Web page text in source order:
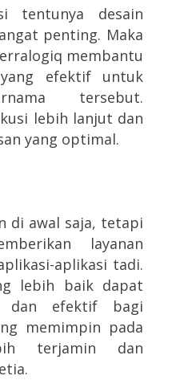
tentunya desain
penting. Maka
membantu
yang efektif untuk
tersebut.
lebih lanjut dan
yang optimal.
di awal saja, tetapi
layanan
aplikasi tadi.
lebih baik dapat
dan efektif bagi
memimpin pada
terjamin dan